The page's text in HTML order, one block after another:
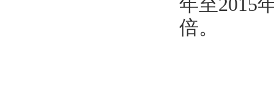
年至2015
倍。